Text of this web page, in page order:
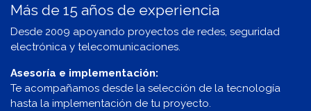
Más de 15 años de experiencia
Desde 2009 apoyando proyectos de redes, seguridad
electrónica y telecomunicaciones.
Asesoría e implementación:
Te acompañamos desde la selección de la tecnología
hasta la implementación de tu proyecto.